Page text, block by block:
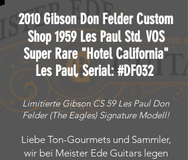
2010 Gibson Don Felder Custom
Shop 1959 Les Paul Std. VOS
Super Rare "Hotel California"
Les Paul, Serial: #DF032
Limitierte Gibson CS 59 Les Paul Don
Felder (The Eagles) Signature Modell!
Liebe Ton-Gourmets und Sammler,
wir bei Meister Ede Guitars legen